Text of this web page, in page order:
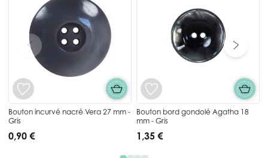
Bouton incurvé nacré Vera 27 mm -
Gris
0,90 €
Bouton bord gondolé Agatha 18
mm - Gris
1,35 €